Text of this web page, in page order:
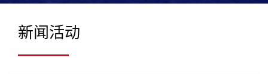
新闻活动